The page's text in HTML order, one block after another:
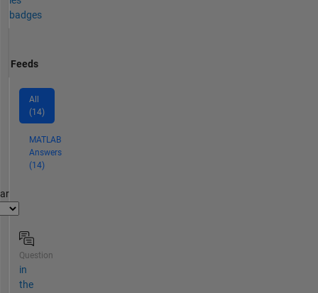
badges
Feeds
All
(14)
MATLAB
Answers
(14)
Question
in
the